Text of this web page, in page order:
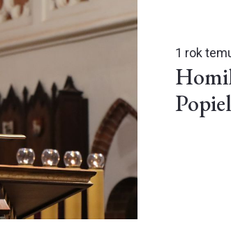
1 rok